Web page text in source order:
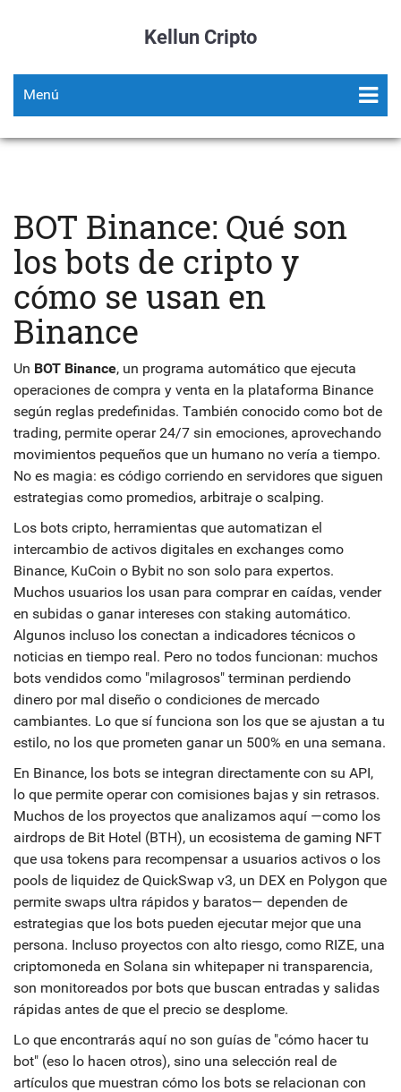
Kellun Cripto
Menú
BOT Binance: Qué son
los bots de cripto y
cómo se usan en
Binance
Un BOT Binance, un programa automático que ejecuta
operaciones de compra y venta en la plataforma Binance
según reglas predefinidas. También conocido como bot de
trading, permite operar 24/7 sin emociones, aprovechando
movimientos pequeños que un humano no vería a tiempo.
No es magia: es código corriendo en servidores que siguen
estrategias como promedios, arbitraje o scalping.
Los bots cripto, herramientas que automatizan el
intercambio de activos digitales en exchanges como
Binance, KuCoin o Bybit no son solo para expertos.
Muchos usuarios los usan para comprar en caídas, vender
en subidas o ganar intereses con staking automático.
Algunos incluso los conectan a indicadores técnicos o
noticias en tiempo real. Pero no todos funcionan: muchos
bots vendidos como "milagrosos" terminan perdiendo
dinero por mal diseño o condiciones de mercado
cambiantes. Lo que sí funciona son los que se ajustan a tu
estilo, no los que prometen ganar un 500% en una semana.
En Binance, los bots se integran directamente con su API,
lo que permite operar con comisiones bajas y sin retrasos.
Muchos de los proyectos que analizamos aquí —como los
airdrops de Bit Hotel (BTH), un ecosistema de gaming NFT
que usa tokens para recompensar a usuarios activos o los
pools de liquidez de QuickSwap v3, un DEX en Polygon que
permite swaps ultra rápidos y baratos— dependen de
estrategias que los bots pueden ejecutar mejor que una
persona. Incluso proyectos con alto riesgo, como RIZE, una
criptomoneda en Solana sin whitepaper ni transparencia,
son monitoreados por bots que buscan entradas y salidas
rápidas antes de que el precio se desplome.
Lo que encontrarás aquí no son guías de "cómo hacer tu
bot" (eso lo hacen otros), sino una selección real de
artículos que muestran cómo los bots se relacionan con